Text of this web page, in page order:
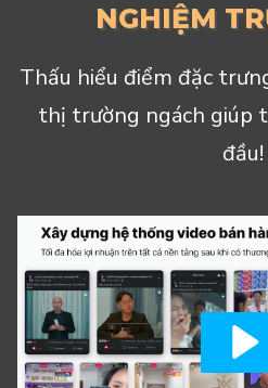
NGHIỆM
Thấu hiểu điểm đặc
thị trường ngách giúp
đầu!